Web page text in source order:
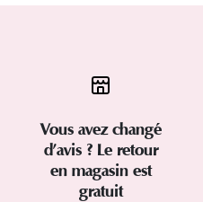
Vous avez changé
d’avis ? Le retour
en magasin est
gratuit